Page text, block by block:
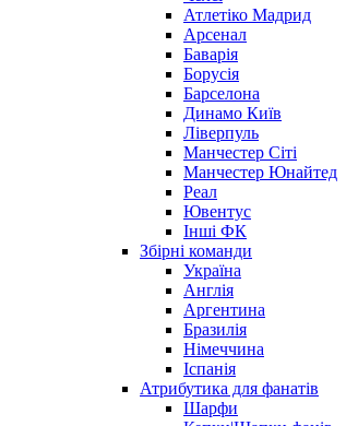
Атлетіко Мадрид
Арсенал
Баварія
Борусія
Барселона
Динамо Київ
Ліверпуль
Манчестер Сіті
Манчестер Юнайтед
Реал
Ювентус
Інші ФК
Збірні команди
Україна
Англія
Аргентина
Бразилія
Німеччина
Іспанія
Атрибутика для фанатів
Шарфи